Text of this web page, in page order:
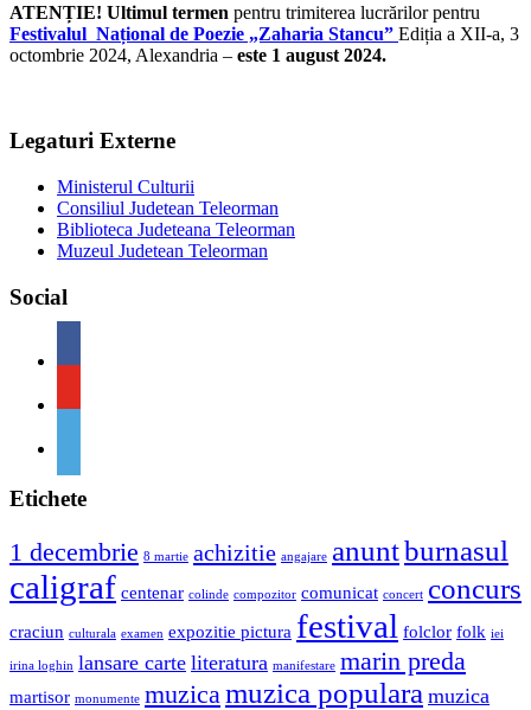
ATENȚIE! Ultimul termen pentru trimiterea lucrărilor pentru
Festivalul Național de Poezie „Zaharia Stancu” Ediția a XII-a, 3
octombrie 2024, Alexandria – este 1 august 2024.
Legaturi Externe
Ministerul Culturii
Consiliul Judetean Teleorman
Biblioteca Judeteana Teleorman
Muzeul Judetean Teleorman
Social
Etichete
1 decembrie 8 martie achizitie angajare anuntburnasul
caligraf centenar colinde compozitor comunicat concert concurs
craciun culturala examen expozitie pictura festival folclor folk iei
irina loghin lansare carte literatura manifestare marin preda
martisor monumente muzica muzica populara muzica